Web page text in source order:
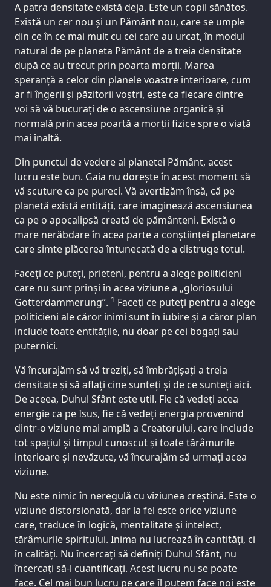
A patra densitate există deja. Este un copil sănătos.
Există un cer nou și un Pământ nou, care se umple
din ce în ce mai mult cu cei care au urcat, în modul
natural de pe planeta Pământ de a treia densitate
după ce au trecut prin poarta morții. Marea
speranță a celor din planele voastre interioare, cum
ar fi îngerii și păzitorii voștri, este ca fiecare dintre
voi să vă bucurați de o ascensiune organică și
normală prin acea poartă a morții fizice spre o viață
mai înaltă.
Din punctul de vedere al planetei Pământ, acest
lucru este bun. Gaia nu dorește în acest moment să
vă scuture ca pe pureci. Vă avertizăm însă, că pe
planetă există entități, care imaginează ascensiunea
ca pe o apocalipsă creată de pământeni. Există o
mare nerăbdare în acea parte a conștiinței planetare
care simte plăcerea întunecată de a distruge totul.
Faceți ce puteți, prieteni, pentru a alege politicieni
care nu sunt prinși în acea viziune a „gloriosului
Gotterdammerung”. 1 Faceți ce puteți pentru a alege
politicieni ale căror inimi sunt în iubire și a căror plan
include toate entitățile, nu doar pe cei bogați sau
puternici.
Vă încurajăm să vă treziți, să îmbrățișați a treia
densitate și să aflați cine sunteți și de ce sunteți aici.
De aceea, Duhul Sfânt este util. Fie că vedeți acea
energie ca pe Isus, fie că vedeți energia provenind
dintr-o viziune mai amplă a Creatorului, care include
tot spațiul și timpul cunoscut și toate tărâmurile
interioare și nevăzute, vă încurajăm să urmați acea
viziune.
Nu este nimic în neregulă cu viziunea creștină. Este o
viziune distorsionată, dar la fel este orice viziune
care, traduce în logică, mentalitate și intelect,
tărâmurile spiritului. Inima nu lucrează în cantități, ci
în calități. Nu încercați să definiți Duhul Sfânt, nu
încercați să-l cuantificați. Acest lucru nu se poate
face. Cel mai bun lucru pe care îl putem face noi este